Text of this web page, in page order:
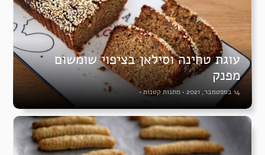
עוגת טחינה וסילאן בציפוי שומשום
מפנק
14 בספטמבר, 2021 • מתנות קטנות•